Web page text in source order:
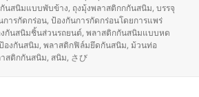
นสนิมแบบพับข้าง, ถุงมุ้งพลาสติกกกันสนิม,บรรจุ
การกัดกร่อน,ป้องกันการกัดกร่อนโดยการแพร่
กันสนิมชิ้นส่วนรถยนต์,พลาสติกกันสนิมแบบหด
องกันสนิม,พลาสติกฟิล์มยึดกันสนิม,ม้วนท่อ
สติกกันสนิม, สนิม, さび